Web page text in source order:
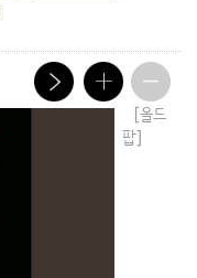
[올드
팝]